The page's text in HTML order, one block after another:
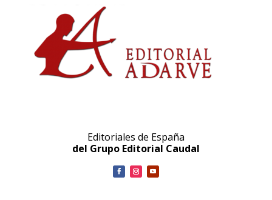
Editoriales de España
del Grupo Editorial Caudal